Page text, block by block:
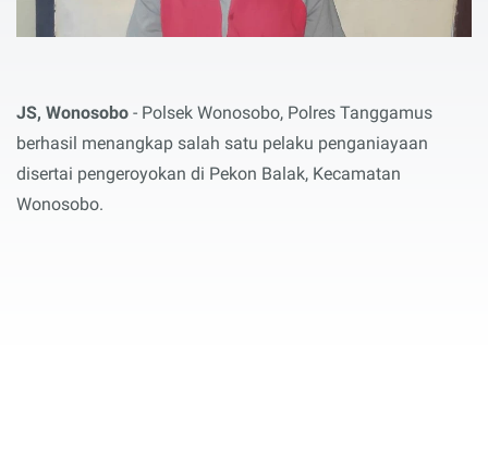
JS, Wonosobo - Polsek Wonosobo, Polres Tanggamus
berhasil menangkap salah satu pelaku penganiayaan
disertai pengeroyokan di Pekon Balak, Kecamatan
Wonosobo.